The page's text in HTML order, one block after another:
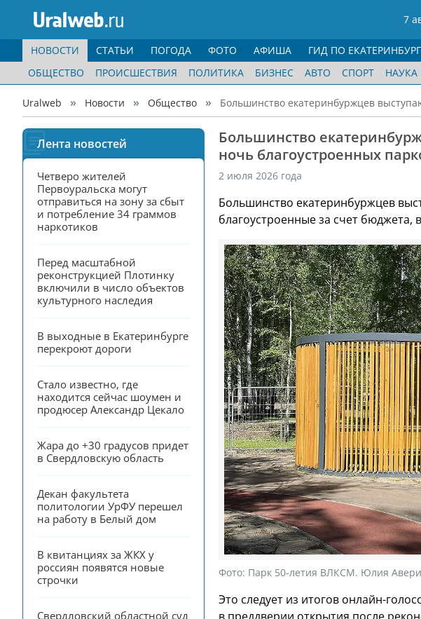
7
НОВОСТИ
ОБЩЕСТВО
ПРОИСШЕСТВИЯ ПОЛИТИКА БИЗНЕС АВТО СПОРТ
СТАТЬИ ПОГОДА ФОТО АФИША ГИД ПО
Uralweb Новости Общество Большинство екатеринбуржцев
Лента новостей
Четверо жителей
Первоуральска могут
отправиться на зону за сбыт
и потребление 34 граммов
наркотиков
Перед масштабной
реконструкцией Плотинку
включили в число объектов
культурного наследия
В выходные в Екатеринбурге
перекроют дороги
Стало известно, где
находится сейчас шоумен и
продюсер Александр Цекало
Жара до +30 градусов придет
в Свердловскую область
Декан факультета
политологии УрФУ перешел
на работу в Белый дом
В квитанциях за ЖКХ у
россиян появятся новые
строчки
Свердловский областной суд
Большинство
ночь благоустроенных
2 июля 2026 года
Большинство екатеринбуржцев
благоустроенные за счет бюджета,
Фото: Парк 50-летия ВЛКСМ. Юлия
Это следует из итогов онлайн-
в преддверии открытия после